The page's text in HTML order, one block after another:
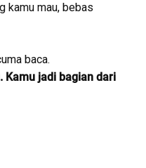
kamu mau, bebas
baca.
Kamu jadi bagian dari